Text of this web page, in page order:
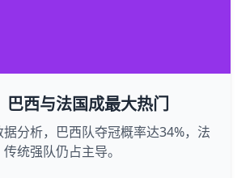
巴西与法国成最大热门
分析，巴西队夺冠概率达34%，法
统强队仍占主导。